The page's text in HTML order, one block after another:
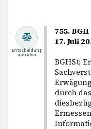
755.
17. Juli
BGHSt;
durch
Entscheidung
aufrufen